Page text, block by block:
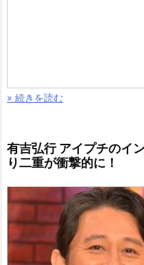
» 続きを読む
有吉弘行 アイプチのイ
り二重が衝撃的に！